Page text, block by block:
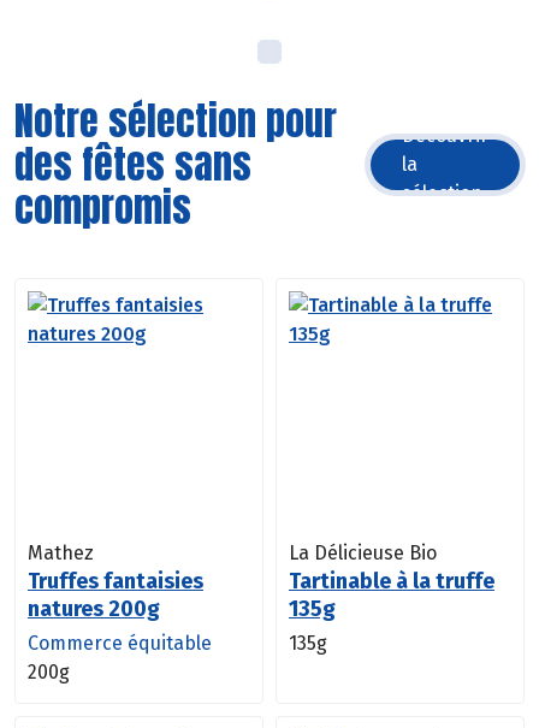
Notre sélection pour
des fêtes sans
compromis
Découvrir
la
sélection
Mathez
Truffes fantaisies
natures 200g
Commerce équitable
200g
La Délicieuse Bio
Tartinable à la truffe
135g
135g